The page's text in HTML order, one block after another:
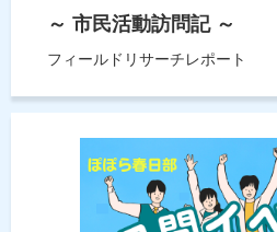
～ 市民活動訪問記 ～
フィールドリサーチレポート